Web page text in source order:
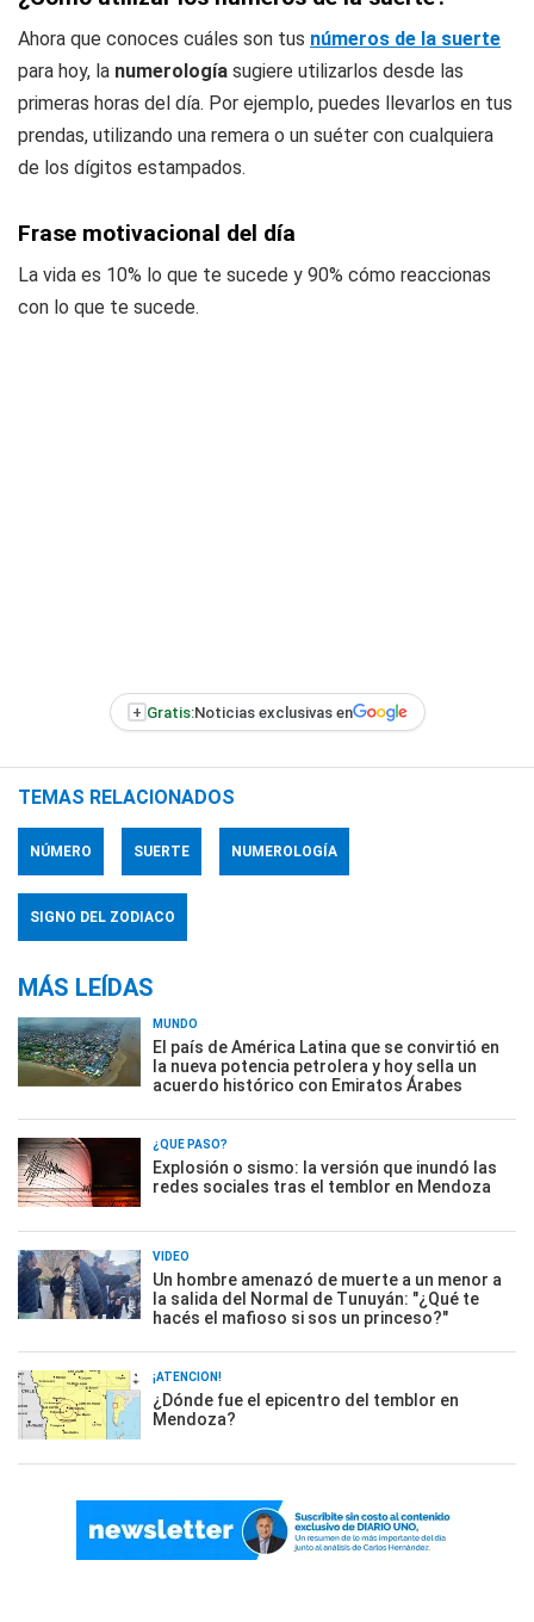
Ahora que conoces cuáles son tus números de la suerte
para hoy, la numerología sugiere utilizarlos desde las
primeras horas del día. Por ejemplo, puedes llevarlos en tus
prendas, utilizando una remera o un suéter con cualquiera
de los dígitos estampados.
Frase motivacional del día
La vida es 10% lo que te sucede y 90% cómo reaccionas
con lo que te sucede.
+ Gratis:Noticias exclusivas en
TEMAS RELACIONADOS
NÚMERO SUERTE NUMEROLOGÍA
SIGNO DEL ZODIACO
MÁS LEÍDAS
MUNDO
El país de América Latina que se convirtió en
la nueva potencia petrolera y hoy sella un
acuerdo histórico con Emiratos Árabes
¿QUÉ PASÓ?
Explosión o sismo: la versión que inundó las
redes sociales tras el temblor en Mendoza
VIDEO
Un hombre amenazó de muerte a un menor a
la salida del Normal de Tunuyán: "¿Qué te
hacés el mafioso si sos un princeso?"
¡ATENCIÓN!
¿Dónde fue el epicentro del temblor en
Mendoza?